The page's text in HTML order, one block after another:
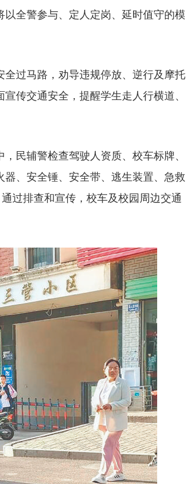
全警参与、定人定岗、延时值守的模
过马路，劝导违规停放、逆行及摩托
传交通安全，提醒学生走人行横道、
民辅警检查驾驶人资质、校车标牌、
、安全锤、安全带、逃生装置、急救
过排查和宣传，校车及校园周边交通